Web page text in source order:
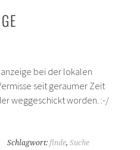
bei der lokalen
seit geraumer Zeit
weggeschickt worden. :-/
Schlagwort:finde,Suche